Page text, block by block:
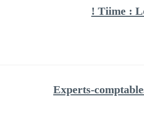
Tiime :
Experts-